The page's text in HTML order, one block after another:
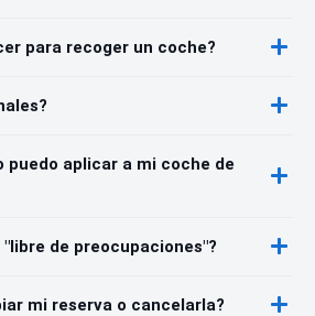
para recoger un coche?
puedo aplicar a mi coche de
de preocupaciones"?
mi reserva o cancelarla?